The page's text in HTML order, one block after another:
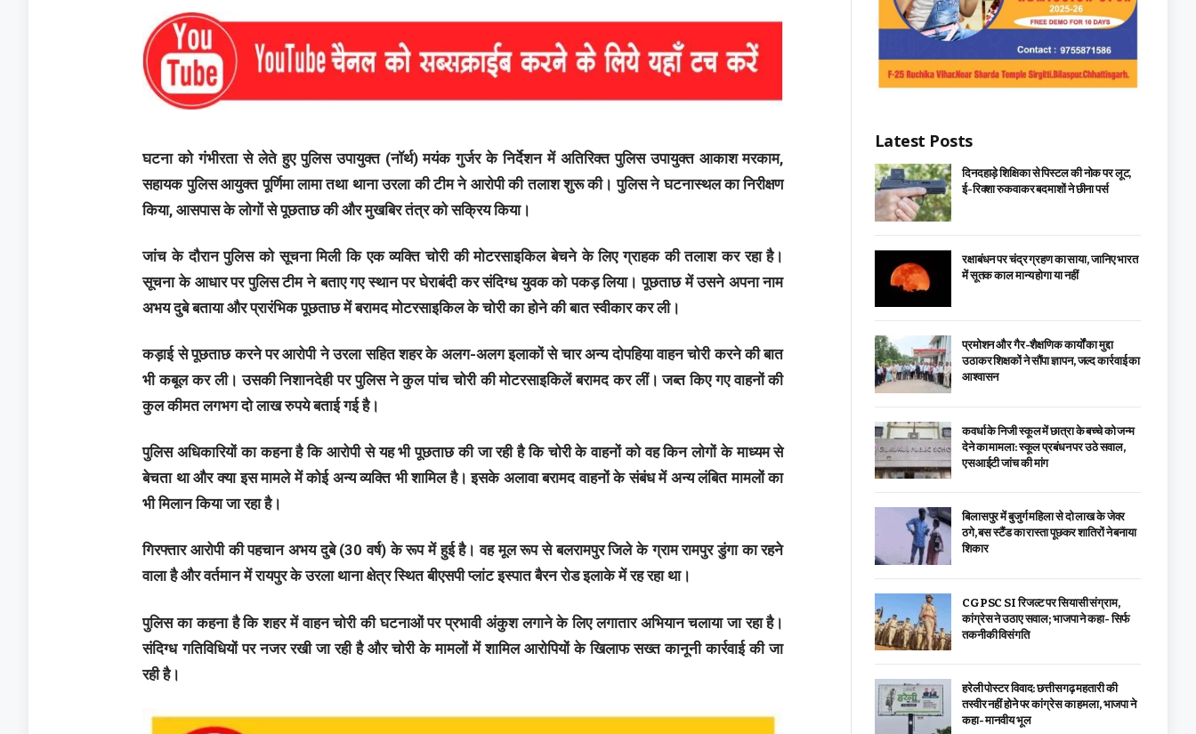
घटना को गंभीरता से लेते हुए पुलिस उपायुक्त (नॉर्थ) मयंक गुर्जर के निर्देशन में अतिरिक्त पुलिस उपायुक्त आकाश मरकाम,
सहायक पुलिस आयुक्त पूर्णिमा लामा तथा थाना उरला की टीम ने आरोपी की तलाश शुरू की। पुलिस ने घटनास्थल का निरीक्षण
किया, आसपास के लोगों से पूछताछ की और मुखबिर तंत्र को सक्रिय किया।
जांच के दौरान पुलिस को सूचना मिली कि एक व्यक्ति चोरी की मोटरसाइकिल बेचने के लिए ग्राहक की तलाश कर रहा है।
सूचना के आधार पर पुलिस टीम ने बताए गए स्थान पर घेराबंदी कर संदिग्ध युवक को पकड़ लिया। पूछताछ में उसने अपना नाम
अभय दुबे बताया और प्रारंभिक पूछताछ में बरामद मोटरसाइकिल के चोरी का होने की बात स्वीकार कर ली।
कड़ाई से पूछताछ करने पर आरोपी ने उरला सहित शहर के अलग-अलग इलाकों से चार अन्य दोपहिया वाहन चोरी करने की बात
भी कबूल कर ली। उसकी निशानदेही पर पुलिस ने कुल पांच चोरी की मोटरसाइकिलें बरामद कर लीं। जब्त किए गए वाहनों की
कुल कीमत लगभग दो लाख रुपये बताई गई है।
पुलिस अधिकारियों का कहना है कि आरोपी से यह भी पूछताछ की जा रही है कि चोरी के वाहनों को वह किन लोगों के माध्यम से
बेचता था और क्या इस मामले में कोई अन्य व्यक्ति भी शामिल है। इसके अलावा बरामद वाहनों के संबंध में अन्य लंबित मामलों का
भी मिलान किया जा रहा है।
गिरफ्तार आरोपी की पहचान अभय दुबे (30 वर्ष) के रूप में हुई है। वह मूल रूप से बलरामपुर जिले के ग्राम रामपुर डुंगा का रहने
वाला है और वर्तमान में रायपुर के उरला थाना क्षेत्र स्थित बीएसपी प्लांट इस्पात बैरन रोड इलाके में रह रहा था।
पुलिस का कहना है कि शहर में वाहन चोरी की घटनाओं पर प्रभावी अंकुश लगाने के लिए लगातार अभियान चलाया जा रहा है।
संदिग्ध गतिविधियों पर नजर रखी जा रही है और चोरी के मामलों में शामिल आरोपियों के खिलाफ सख्त कानूनी कार्रवाई की जा
रही है।
Latest Posts
दिनदहाड़े शिक्षिका से पिस्टल की नोक पर लूट,
ई-रिक्शा रुकवाकर बदमाशों ने छीना पर्स
रक्षाबंधन पर चंद्र ग्रहण का साया, जानिए भारत
में सूतक काल मान्य होगा या नहीं
प्रमोशन और गैर-शैक्षणिक कार्यों का मुद्दा
उठाकर शिक्षकों ने सौंपा ज्ञापन, जल्द कार्रवाई का
आश्वासन
कवर्धा के निजी स्कूल में छात्रा के बच्चे को जन्म
देने का मामला: स्कूल प्रबंधन पर उठे सवाल,
एसआईटी जांच की मांग
बिलासपुर में बुजुर्ग महिला से दो लाख के जेवर
ठगे, बस स्टैंड का रास्ता पूछकर शातिरों ने बनाया
शिकार
CGPSC SI रिजल्ट पर सियासी संग्राम,
कांग्रेस ने उठाए सवाल; भाजपा ने कहा- सिर्फ
तकनीकी विसंगति
हरेली पोस्टर विवाद: छत्तीसगढ़ महतारी की
तस्वीर नहीं होने पर कांग्रेस का हमला, भाजपा ने
कहा- मानवीय भूल